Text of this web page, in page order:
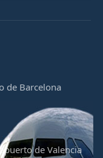
de Barcelona
de Valencia